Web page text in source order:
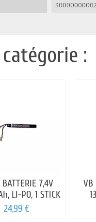
:
7,4V
LI-PO, 1 STICK
24,99 €
VB